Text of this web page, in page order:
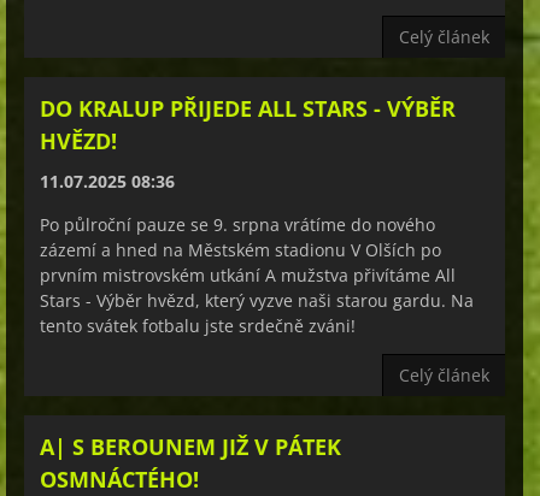
Celý článek
DO KRALUP PŘIJEDE ALL STARS - VÝBĚR
HVĚZD!
11.07.2025 08:36
Po půlroční pauze se 9. srpna vrátíme do nového
zázemí a hned na Městském stadionu V Olších po
prvním mistrovském utkání A mužstva přivítáme All
Stars - Výběr hvězd, který vyzve naši starou gardu. Na
tento svátek fotbalu jste srdečně zváni!
Celý článek
A| S BEROUNEM JIŽ V PÁTEK
OSMNÁCTÉHO!